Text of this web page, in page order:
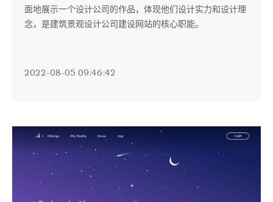
面地展示一个设计公司的作品，体现他们设计实力和设计理
念，是建筑景观设计公司建设网站的核心职能。
2022-08-05 09:46:42